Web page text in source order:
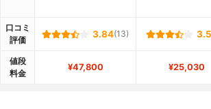
口コミ
評価
3.84(13)
値段
料金
¥47,800 ¥25,030